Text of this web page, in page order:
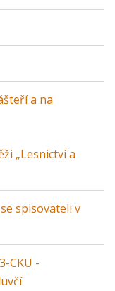
a na
„Lesnictví a
spisovateli v
CKU -